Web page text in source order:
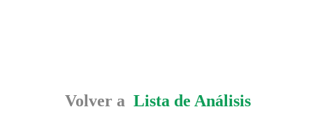
Volver a Lista de Análisis